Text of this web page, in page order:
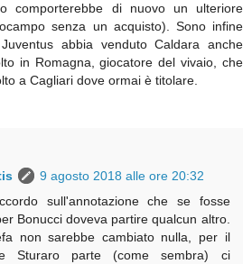
comporterebbe di nuovo un ulteriore
senza un acquisto). Sono infine
abbia venduto Caldara anche
in Romagna, giocatore del vivaio, che
a Cagliari dove ormai è titolare.
9 agosto 2018 alle ore 20:32
sull'annotazione che se fosse
Bonucci doveva partire qualcun altro.
non sarebbe cambiato nulla, per il
Sturaro parte (come sembra) ci